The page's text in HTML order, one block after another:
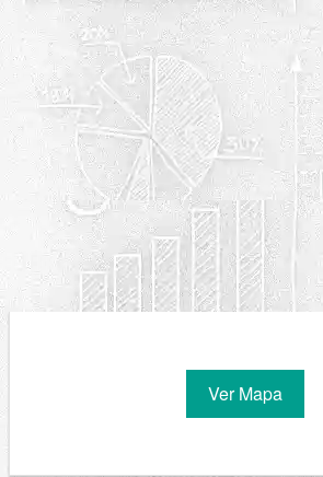
Ver Mapa